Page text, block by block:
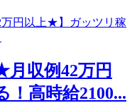
月収例42万円
高時給2100...